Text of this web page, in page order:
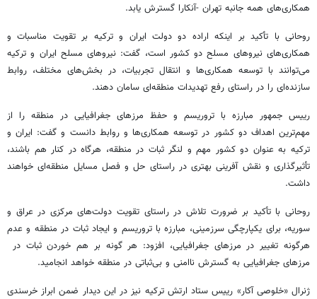
همکاری‌های همه جانبه تهران -آنکارا گسترش یابد.
روحانی با تأکید بر اینکه اراده دو دولت ایران و ترکیه بر تقویت مناسبات و
همکاری‌های نیروهای مسلح دو کشور است، گفت: نیروهای مسلح ایران و ترکیه
می‌توانند با توسعه همکاری‌ها و انتقال تجربیات، در بخش‌های مختلف، روابط
سازنده‌ای را در راستای رفع تهدیدات منطقه‌ای سامان دهند.
رییس جمهور مبارزه با تروریسم و حفظ مرزهای جغرافیایی در منطقه را از
مهم‌ترین اهداف دو کشور در توسعه همکاری‌ها و روابط دانست و گفت: ایران و
ترکیه به عنوان دو کشور مهم و لنگر ثبات در منطقه، هرگاه در کنار هم باشند،
تأثیرگذاری و نقش آفرینی بهتری در راستای حل و فصل مسایل منطقه‌ای خواهند
داشت.
روحانی با تأکید بر ضرورت تلاش در راستای تقویت دولت‌های مرکزی در عراق و
سوریه، برای یکپارچگی سرزمینی، مبارزه با تروریسم و ایجاد ثبات در منطقه و عدم
هرگونه تغییر در مرزهای جغرافیایی، افزود: هر گونه بر هم خوردن ثبات در
مرزهای جغرافیایی به گسترش ناامنی و بی‌ثباتی در منطقه خواهد انجامید.
ژنرال «خلوصی آکار» رییس ستاد ارتش ترکیه نیز در این دیدار ضمن ابراز خرسندی